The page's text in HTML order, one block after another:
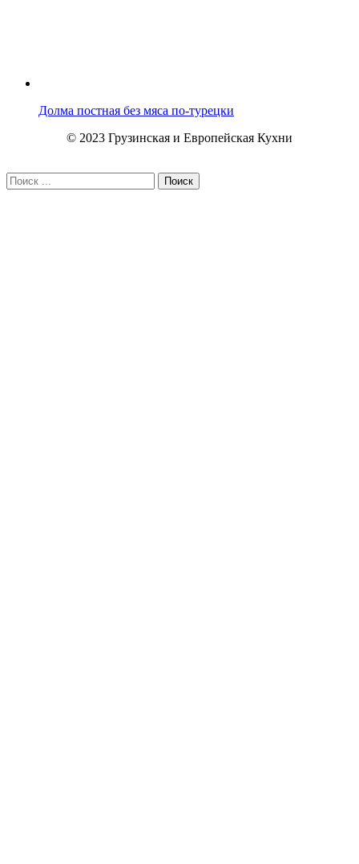
Долма постная без мяса по-турецки
© 2023 Грузинская и Европейская Кухни